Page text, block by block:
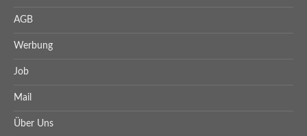
AGB
Werbung
Job
Mail
Über Uns